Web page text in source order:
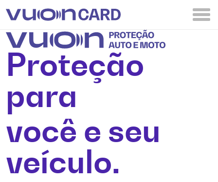
Proteção
para
você e seu
veículo.